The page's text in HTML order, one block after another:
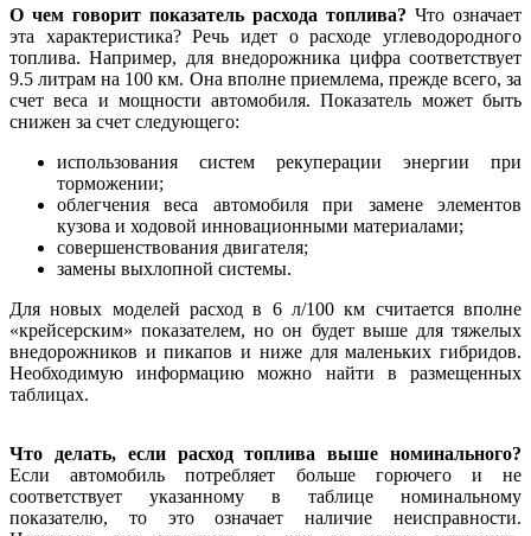
О чем говорит показатель расхода топлива? Что означает
эта характеристика? Речь идет о расходе углеводородного
топлива. Например, для внедорожника цифра соответствует
9.5 литрам на 100 км. Она вполне приемлема, прежде всего, за
счет веса и мощности автомобиля. Показатель может быть
снижен за счет следующего:
использования систем рекуперации энергии при
торможении;
облегчения веса автомобиля при замене элементов
кузова и ходовой инновационными материалами;
совершенствования двигателя;
замены выхлопной системы.
Для новых моделей расход в 6 л/100 км считается вполне
«крейсерским» показателем, но он будет выше для тяжелых
внедорожников и пикапов и ниже для маленьких гибридов.
Необходимую информацию можно найти в размещенных
таблицах.
Что делать, если расход топлива выше номинального?
Если автомобиль потребляет больше горючего и не
соответствует указанному в таблице номинальному
показателю, то это означает наличие неисправности.